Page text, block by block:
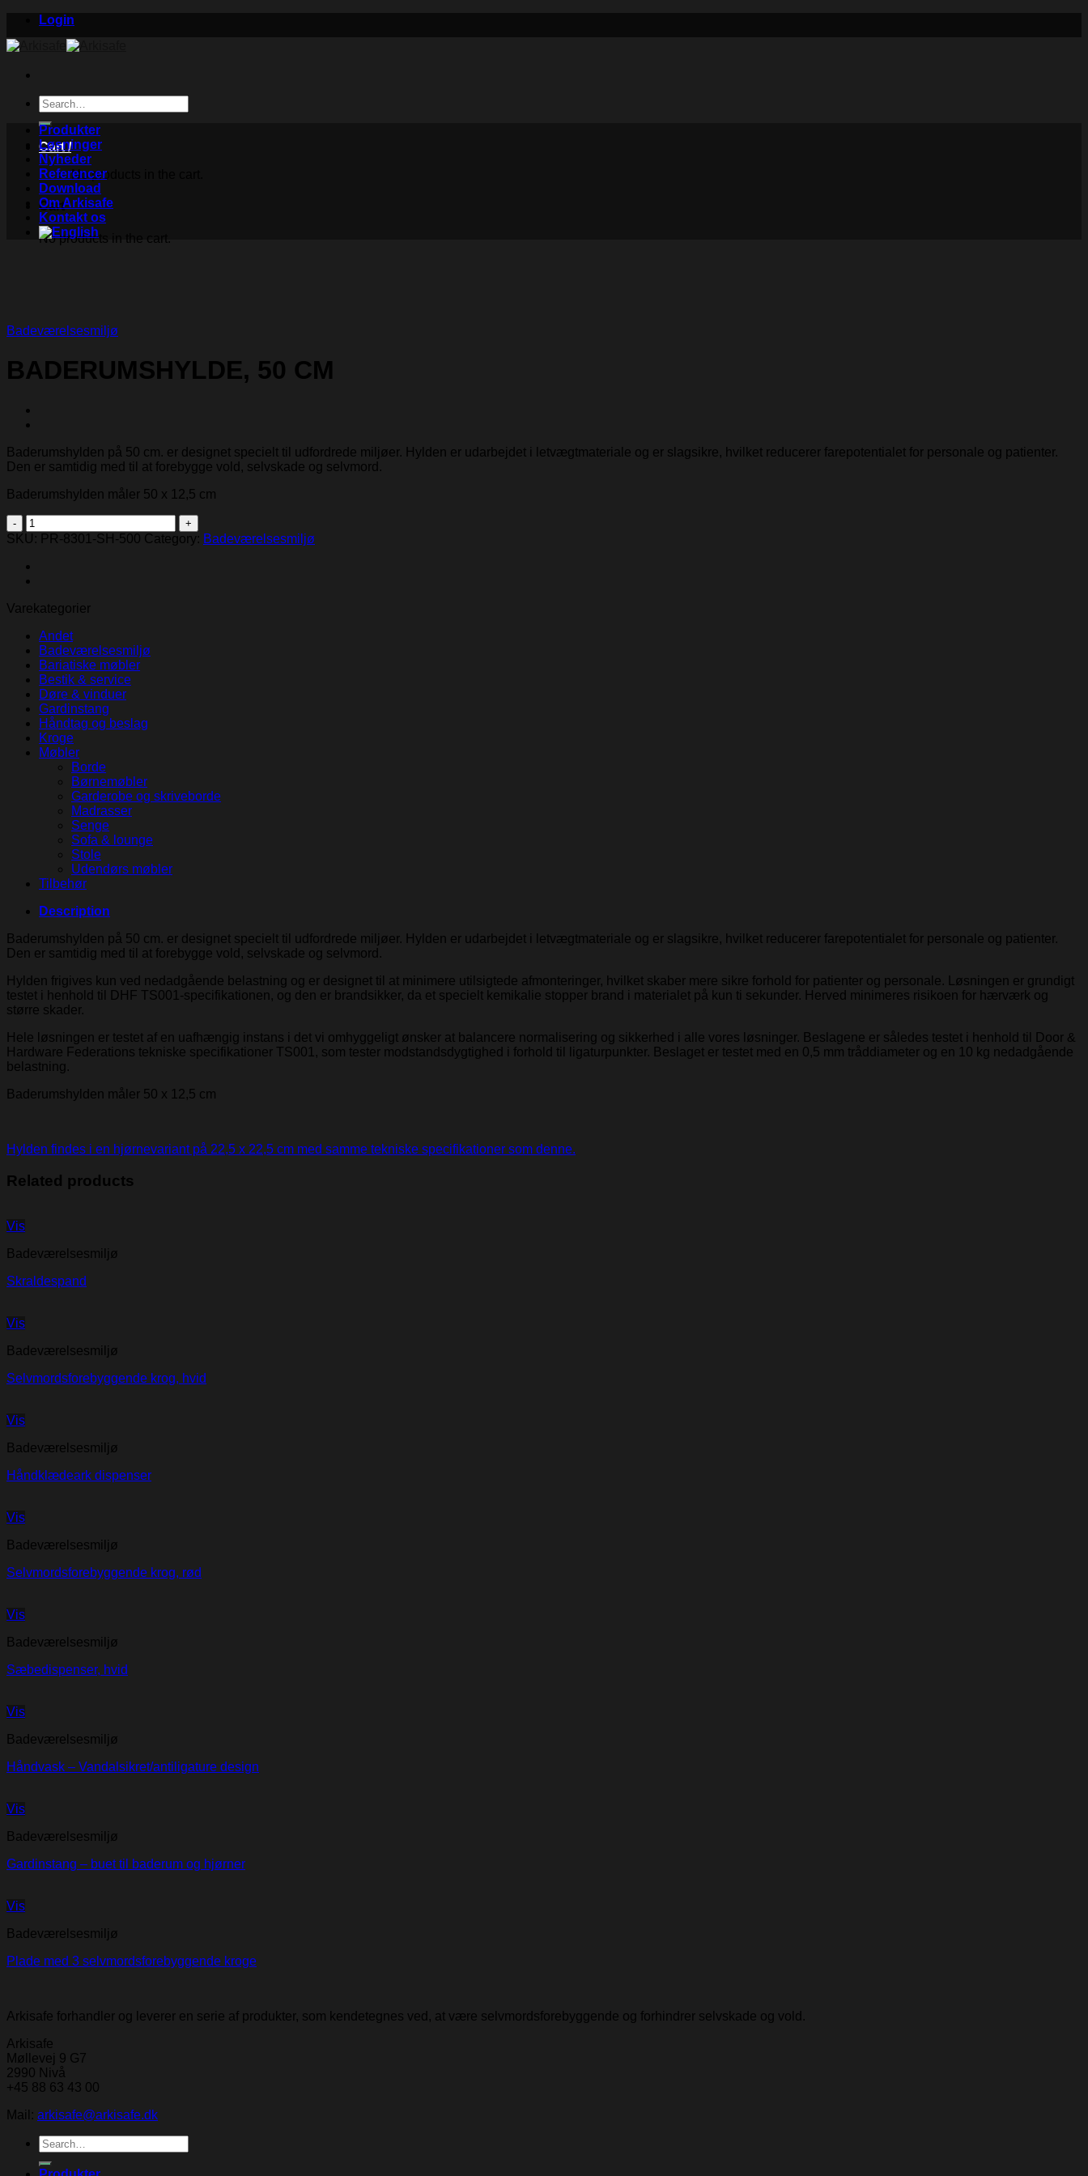
content
Login
Search
for:
Cart /
No products in the cart.
Cart
No products in the cart.
Produkter
Løsninger
Nyheder
Referencer
Download
Om Arkisafe
Kontakt os
Badeværelsesmiljø
BADERUMSHYLDE, 50 CM
Baderumshylden på 50 cm. er designet specielt til udfordrede miljøer. Hylden er udarbejdet i letvægtmateriale og er slagsikre, hvilket reducerer farepotentialet for personale og patienter.
Den er samtidig med til at forebygge vold, selvskade og selvmord.
Baderumshylden måler 50 x 12,5 cm
BADERUMSHYLDE,
50
quantity
SKU: PR-8301-SH-500 Category: Badeværelsesmiljø
Varekategorier
Andet
Badeværelsesmiljø
Bariatiske møbler
Bestik & service
Døre & vinduer
Gardinstang
Håndtag og beslag
Kroge
Møbler
Borde
Børnemøbler
Garderobe og skriveborde
Madrasser
Senge
Sofa & lounge
Stole
Udendørs møbler
Tilbehør
Description
Baderumshylden på 50 cm. er designet specielt til udfordrede miljøer. Hylden er udarbejdet i letvægtmateriale og er slagsikre, hvilket reducerer farepotentialet for personale og patienter.
Den er samtidig med til at forebygge vold, selvskade og selvmord.
Hylden frigives kun ved nedadgående belastning og er designet til at minimere utilsigtede afmonteringer, hvilket skaber mere sikre forhold for patienter og personale. Løsningen er grundigt
testet i henhold til DHF TS001-specifikationen, og den er brandsikker, da et specielt kemikalie stopper brand i materialet på kun ti sekunder. Herved minimeres risikoen for hærværk og
større skader.
Hele løsningen er testet af en uafhængig instans i det vi omhyggeligt ønsker at balancere normalisering og sikkerhed i alle vores løsninger. Beslagene er således testet i henhold til Door &
Hardware Federations tekniske specifikationer TS001, som tester modstandsdygtighed i forhold til ligaturpunkter. Beslaget er testet med en 0,5 mm tråddiameter og en 10 kg nedadgående
belastning.
Baderumshylden måler 50 x 12,5 cm
Hylden findes i en hjørnevariant på 22,5 x 22,5 cm med samme tekniske specifikationer som denne.
Related products
Vis
Badeværelsesmiljø
Skraldespand
Vis
Badeværelsesmiljø
Selvmordsforebyggende krog, hvid
Vis
Badeværelsesmiljø
Håndklædeark dispenser
Vis
Badeværelsesmiljø
Selvmordsforebyggende krog, rød
Vis
Badeværelsesmiljø
Sæbedispenser, hvid
Vis
Badeværelsesmiljø
Håndvask – Vandalsikret/antiligature design
Vis
Badeværelsesmiljø
Gardinstang – buet til baderum og hjørner
Vis
Badeværelsesmiljø
Plade med 3 selvmordsforebyggende kroge
Arkisafe forhandler og leverer en serie af produkter, som kendetegnes ved, at være selvmordsforebyggende og forhindrer selvskade og vold.
Arkisafe
Møllevej 9 G7
2990 Nivå
+45 88 63 43 00
Mail: arkisafe@arkisafe.dk
Search
for: